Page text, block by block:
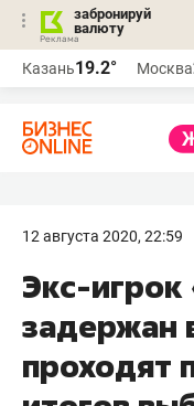
забронируй
валюту
Казань19.2° Москва
12 августа 2020, 22:59
Экс-игрок
задержан
проходят